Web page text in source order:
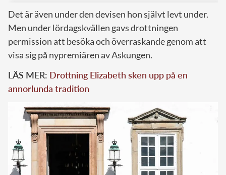
Det är även under den devisen hon självt levt under.
Men under lördagskvällen gavs drottningen
permission att besöka och överraskande genom att
visa sig på nypremiären av Askungen.
LÄS MER: Drottning Elizabeth sken upp på en
annorlunda tradition